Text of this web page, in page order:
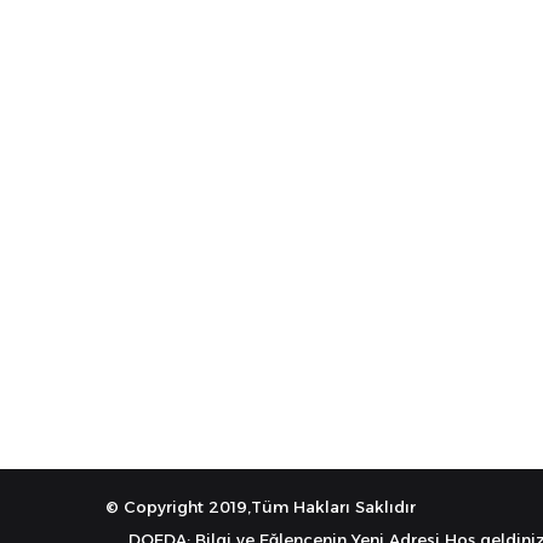
© Copyright 2019,Tüm Hakları Saklıdır